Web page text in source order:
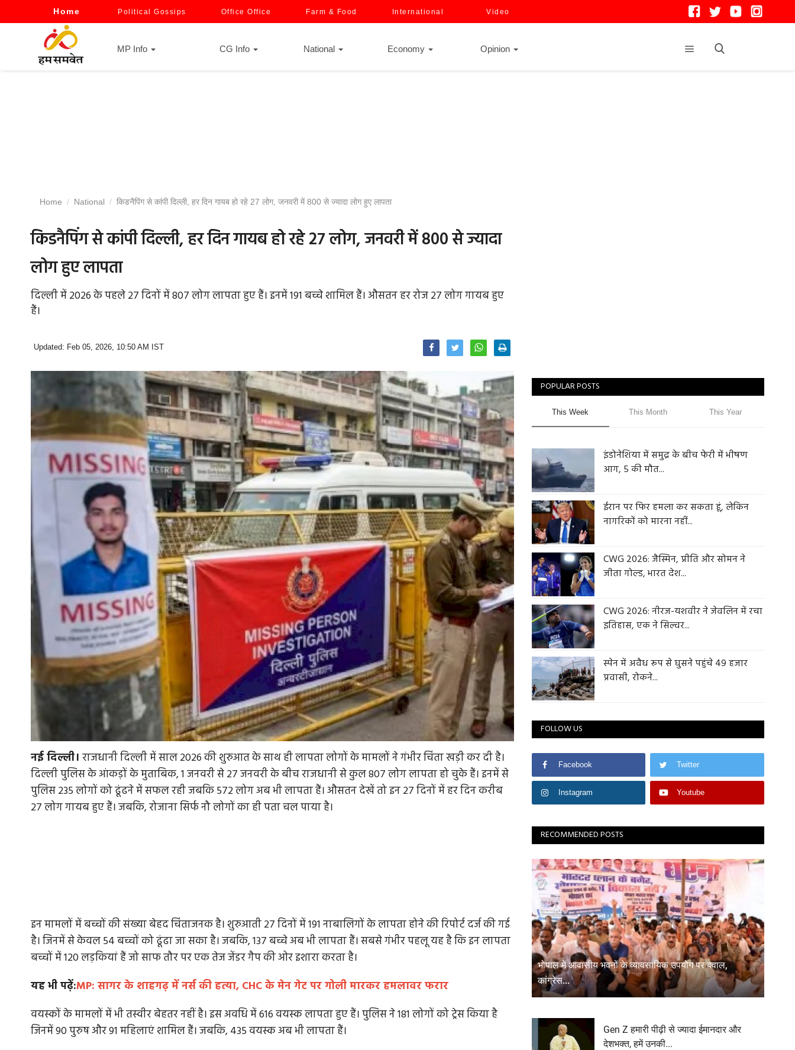
Home Political Gossips Office Office Farm & Food International Video
MP Info CG Info National Economy Opinion
Home National किडनैपिंग से कांपी दिल्ली, हर दिन गायब हो रहे 27 लोग, जनवरी में 800 से ज्यादा लोग हुए लापता
किडनैपिंग से कांपी दिल्ली, हर दिन गायब हो रहे 27 लोग, जनवरी में 800 से ज्यादा
लोग हुए लापता
दिल्ली में 2026 के पहले 27 दिनों में 807 लोग लापता हुए हैं। इनमें 191 बच्चे शामिल हैं। औसतन हर रोज 27 लोग गायब हुए
हैं।
Updated: Feb 05, 2026, 10:50 AM IST
नई दिल्ली। राजधानी दिल्ली में साल 2026 की शुरुआत के साथ ही लापता लोगों के मामलों ने गंभीर चिंता खड़ी कर दी है।
दिल्ली पुलिस के आंकड़ों के मुताबिक, 1 जनवरी से 27 जनवरी के बीच राजधानी से कुल 807 लोग लापता हो चुके हैं। इनमें से
पुलिस 235 लोगों को ढूंढने में सफल रही जबकि 572 लोग अब भी लापता हैं। औसतन देखें तो इन 27 दिनों में हर दिन करीब
27 लोग गायब हुए हैं। जबकि, रोजाना सिर्फ नौ लोगों का ही पता चल पाया है।
इन मामलों में बच्चों की संख्या बेहद चिंताजनक है। शुरुआती 27 दिनों में 191 नाबालिगों के लापता होने की रिपोर्ट दर्ज की गई
है। जिनमें से केवल 54 बच्चों को ढूंढा जा सका है। जबकि, 137 बच्चे अब भी लापता हैं। सबसे गंभीर पहलू यह है कि इन लापता
बच्चों में 120 लड़कियां हैं जो साफ तौर पर एक तेज जेंडर गैप की ओर इशारा करता है।
यह भी पढ़ें:MP: सागर के शाहगढ़ में नर्स की हत्या, CHC के मेन गेट पर गोली मारकर हमलावर फरार
वयस्कों के मामलों में भी तस्वीर बेहतर नहीं है। इस अवधि में 616 वयस्क लापता हुए हैं। पुलिस ने 181 लोगों को ट्रेस किया है
जिनमें 90 पुरुष और 91 महिलाएं शामिल हैं। जबकि, 435 वयस्क अब भी लापता हैं।
POPULAR POSTS
This Week This Month This Year
इंडोनेशिया में समुद्र के बीच फेरी में भीषण
आग, 5 की मौत...
ईरान पर फिर हमला कर सकता हूं, लेकिन
नागरिकों को मारना नहीं...
CWG 2026: जैस्मिन, प्रीति और सोमन ने
जीता गोल्ड, भारत देश...
CWG 2026: नीरज-यशवीर ने जेवलिन में रचा
इतिहास, एक ने सिल्वर...
स्पेन में अवैध रूप से घुसने पहुंचे 49 हजार
प्रवासी, रोकने...
FOLLOW US
Facebook Twitter
Instagram Youtube
RECOMMENDED POSTS
भोपाल में आवासीय भवनों के व्यावसायिक उपयोग पर बवाल,
कांग्रेस...
Gen Z हमारी पीढ़ी से ज्यादा ईमानदार और
देशभक्त, हमें उनकी...